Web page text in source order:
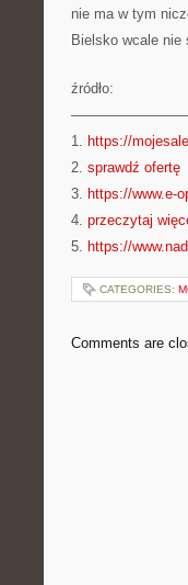
nie ma w tym
Bielsko wcale
źródło:
1. https://
2. sprawdź ofertę
3. https://www.e-
4. przeczytaj
5. https://
CATEGORIES:
Comments are